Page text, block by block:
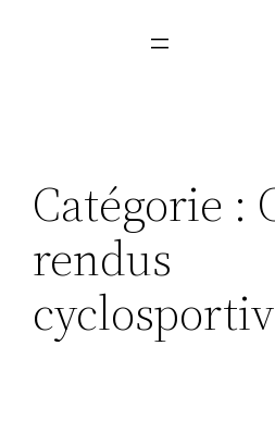
Catégorie :
rendus